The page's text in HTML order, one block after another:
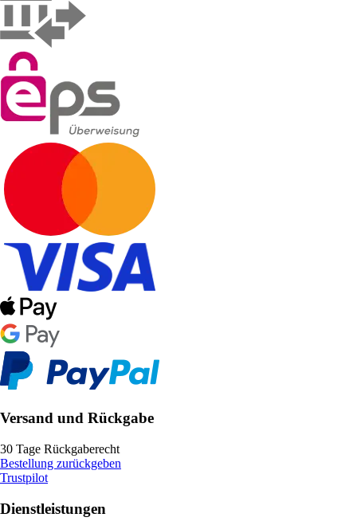
Versand und Rückgabe
30 Tage Rückgaberecht
Bestellung zurückgeben
Trustpilot
Dienstleistungen